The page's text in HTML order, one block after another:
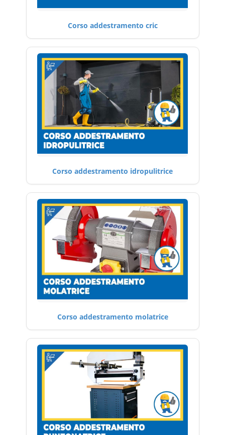
Corso addestramento cric
Corso addestramento idropulitrice
Corso addestramento molatrice